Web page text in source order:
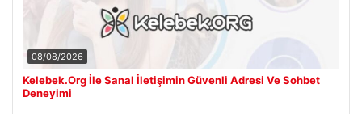
08/08/2026
Kelebek.Org İle Sanal İletişimin Güvenli Adresi Ve Sohbet
Deneyimi